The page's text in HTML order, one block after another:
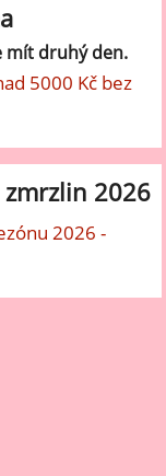
mít druhý den.
5000 Kč bez
2026
2026 -